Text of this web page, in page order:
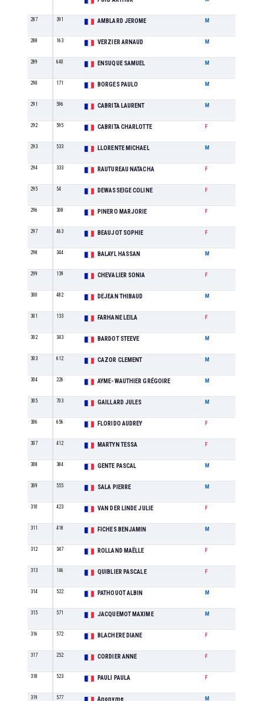
287 391 AMBLARD JEROME M
288 163 VERZIER ARNAUD M
289 640 ENSUQUE SAMUEL M
290 171 BORGES PAULO M
291 596 CABRITA LAURENT M
292 595 CABRITA CHARLOTTE F
293 533 LLORENTE MICHAEL M
294 333 RAUTUREAU NATACHA F
295 54 DEWASSEIGE COLINE F
296 308 PINERO MARJORIE F
297 463 BEAUJOT SOPHIE F
298 344 BALAYL HASSAN M
299 139 CHEVALIER SONIA F
300 482 DEJEAN THIBAUD M
301 133 FARHANE LEILA F
302 343 BARDOT STEEVE M
303 612 CAZOR CLEMENT M
304 226 AYME-WAUTHIER GRÉGOIRE M
305 703 GAILLARD JULES M
306 656 FLORIDO AUDREY F
307 412 MARTYN TESSA F
308 384 GENTE PASCAL M
309 555 SALA PIERRE M
310 423 VAN DER LINDE JULIE F
311 418 FICHES BENJAMIN M
312 347 ROLLAND MAËLLE F
313 146 QUIBLIER PASCALE F
314 522 PATHOUOT ALBIN M
315 571 JACQUEMOT MAXIME M
316 572 BLACHERE DIANE F
317 252 CORDIER ANNE F
318 523 PAULI PAULA F
319 577 Anonyme M